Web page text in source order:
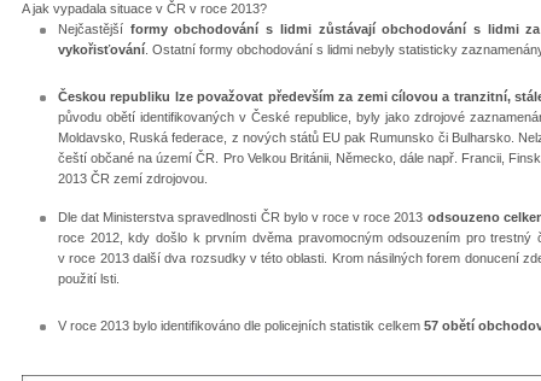
A jak vypadala situace v ČR v roce 2013?
Nejčastější formy obchodování s lidmi zůstávají obchodování s lidmi
vykořisťování . Ostatní formy obchodování s lidmi nebyly statisticky
Českou republiku lze považovat především za zemi cílovou a tranzitní,
původu obětí identifikovaných v České republice, byly jako zdrojové
Moldavsko, Ruská federace, z nových států EU pak Rumunsko či Bulharsko.
čeští občané na území ČR. Pro Velkou Británii, Německo, dále např. Francii,
2013 ČR zemí zdrojovou.
Dle dat Ministerstva spravedlnosti ČR bylo v roce v roce 2013 odsouzeno
roce 2012, kdy došlo k prvním dvěma pravomocným odsouzením pro
v roce 2013 další dva rozsudky v této oblasti. Krom násilných forem donucení
použití lsti.
V roce 2013 bylo identifikováno dle policejních statistik celkem 57 obětí